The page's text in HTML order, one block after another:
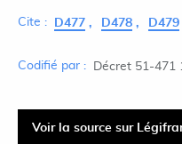
Cite : D477 D478 D479
Codifié par : Décret 51-471
Voir la source sur